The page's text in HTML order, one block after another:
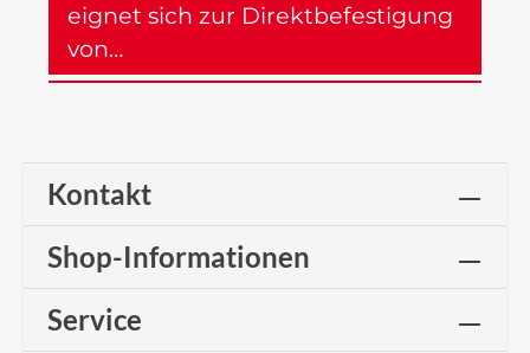
eignet sich zur Direktbefestigung
von…
Kontakt
Shop-Informationen
Service